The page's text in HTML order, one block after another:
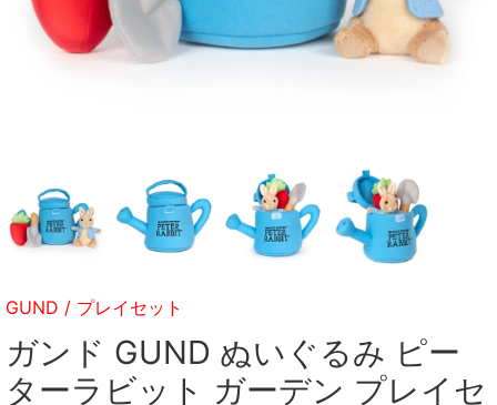
GUND / プレイセット
ガンド GUND ぬいぐるみ ピー
ターラビット ガーデン プレイセ